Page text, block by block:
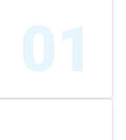
01